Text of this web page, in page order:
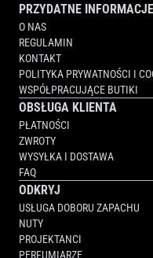
PRZYDATNE INFORMACJE
O NAS
REGULAMIN
KONTAKT
POLITYKA PRYWATNOŚCI I
WSPÓŁPRACUJĄCE BUTIKI
OBSŁUGA KLIENTA
PŁATNOŚCI
ZWROTY
WYSYŁKA I DOSTAWA
FAQ
ODKRYJ
USŁUGA DOBORU ZAPACHU
NUTY
PROJEKTANCI
PERFUMIARZE